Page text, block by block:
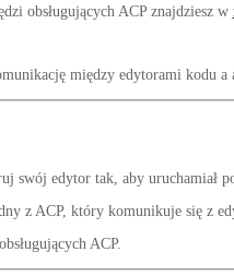
obsługujących ACP znajdziesz w
między edytorami kodu a
swój edytor tak, aby uruchamiał
z ACP, który komunikuje się z
ACP.